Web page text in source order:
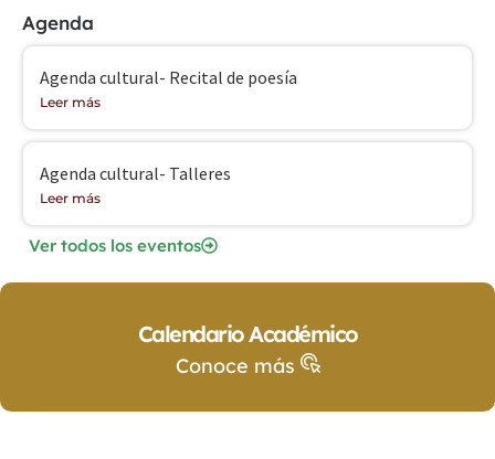
Agenda
Agenda cultural- Recital de poesía
Leer más
Agenda cultural- Talleres
Leer más
Ver todos los eventos
Calendario Académico
Conoce más